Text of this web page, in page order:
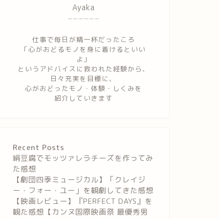
ーーーーーー
Ayaka
仕事で毎日が精一杯だったころ
「心がおどるモノを身に着けるといい
よ」
というアドバイスに救われた経験から、
日々充実を目標に、
心がおどったモノ・体験・しくみを
紹介していきます
Recent Posts
絹豆腐でモッツァレラチーズを作ってみ
た感想
【劇団四季ミュージカル】「クレイジ
ー・フォー・ユー」を観劇してきた感想
【映画レビュー】『PERFECT DAYS』を
観た感想【カンヌ国際映画祭 最優秀男